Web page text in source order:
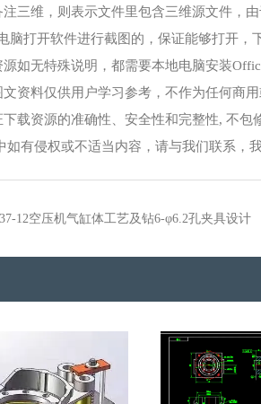
注三维，则表示文件里包含三维源文件，
脑打开软件进行截图的，保证能够打开，
如无特殊说明，都需要本地电脑安装
资料仅供用户学习参考，不作为任何商用
载资源的准确性、安全性和完整性, 不
如有侵权或不适当内容，请与我们联系，我
12空压机气缸体工艺及钻6-φ6.2孔夹具设计